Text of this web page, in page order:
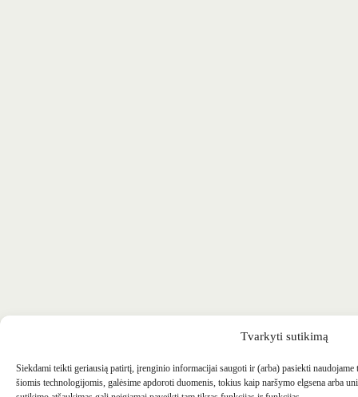
Tvarkyti sutikimą
Siekdami teikti geriausią patirtį, įrenginio informacijai saugoti ir (arba) pasiekti
šiomis technologijomis, galėsime apdoroti duomenis, tokius kaip naršymo elgsena arba